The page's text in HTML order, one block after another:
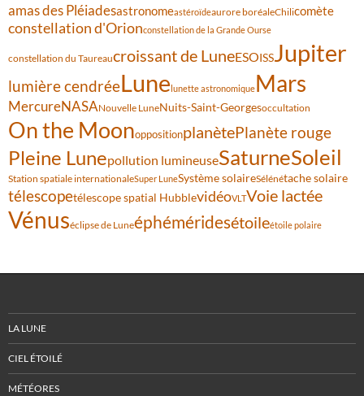
amas des Pléiadesastronomeastéroïdeaurore boréaleChilicomète
constellation d'Orionconstellation de la Grande Ourse
constellation du Taureaucroissant de LuneESOISSJupiter
lumière cendréeLunelunette astronomiqueMars
MercureNASANouvelle LuneNuits-Saint-Georgesoccultation
On the MoonoppositionplanètePlanète rouge
Pleine Lunepollution lumineuseSaturneSoleil
Station spatiale internationaleSuper LuneSystème solaireSélénétache solaire
télescopetélescope spatial HubblevidéoVLTVoie lactée
Vénuséclipse de Luneéphéméridesétoileétoile polaire
LA LUNE
CIEL ÉTOILÉ
MÉTÉORES